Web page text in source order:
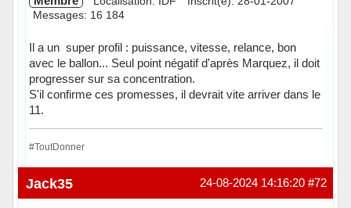
Messages: 16 184
Il a un super profil : puissance, vitesse, relance, bon
avec le ballon... Seul point négatif d'après Marquez, il doit
progresser sur sa concentration.
S'il confirme ces promesses, il devrait vite arriver dans le
11.
#ToutDonner
Hors ligne #72
24-08-2024 14:16:20
Jack35